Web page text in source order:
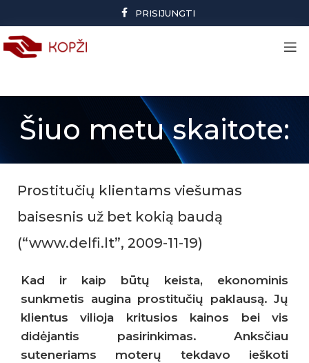
PRISIJUNGTI
Šiuo metu skaitote:
Prostitučių klientams viešumas
baisesnis už bet kokią baudą
(“www.delfi.lt”, 2009-11-19)
Kad ir kaip būtų keista, ekonominis
sunkmetis augina prostitučių paklausą. Jų
klientus vilioja kritusios kainos bei vis
didėjantis pasirinkimas. Anksčiau
suteneriams moterų tekdavo ieškoti